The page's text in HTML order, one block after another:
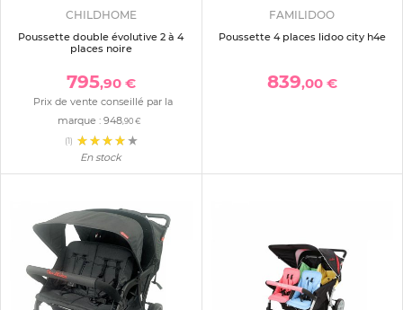
CHILDHOME
Poussette double évolutive 2 à 4
places noire
795,90 €
Prix de vente conseillé par la
marque : 948,90 €
(1)
En stock
FAMILIDOO
Poussette 4 places lidoo city h4e
839,00 €